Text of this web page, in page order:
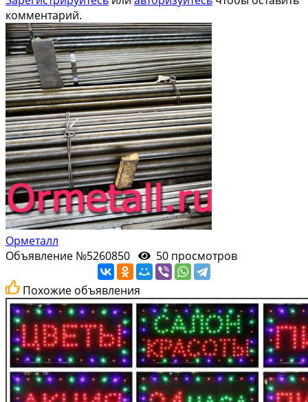
комментарий.
Орметалл
Объявление №5260850
50 просмотров
Похожие объявления